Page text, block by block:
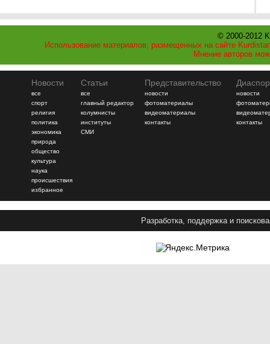
© 2000-2012
Использование материалов, размещенных на сайте
Мнение авторов
Новости
все
спорт
религия
политика
экономика
природа
общество
культура
наука
происшествия
избранное
Статьи
все
главный редактор
колумнисты
институты
СМИ
Представительство
новости
фотоматериалы
видеоматериалы
контакты
новости
контакты
Разработка, поддержка и